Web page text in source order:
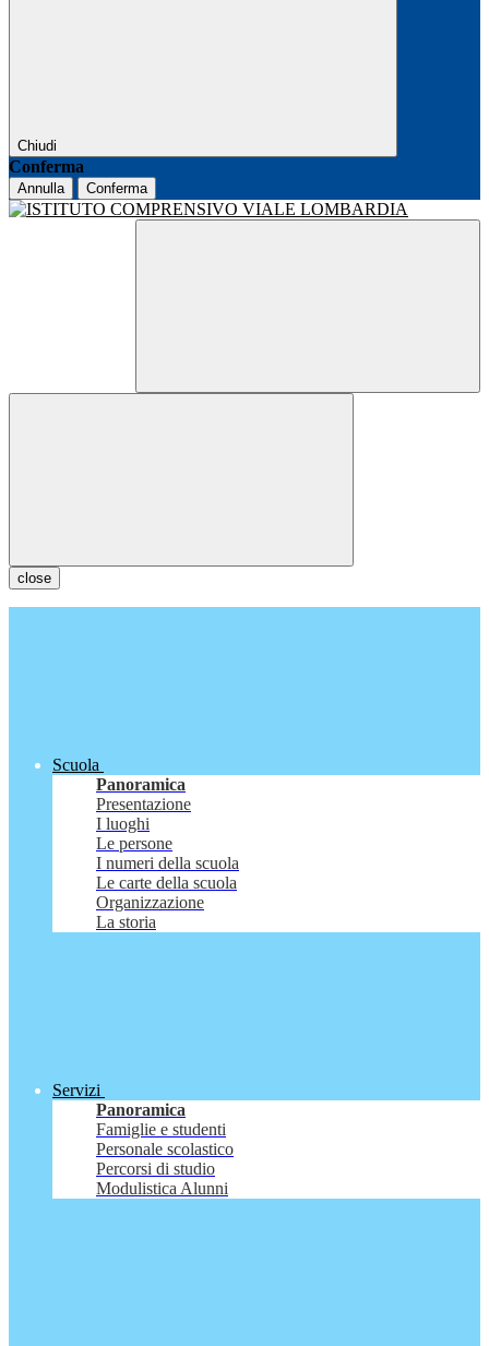
Chiudi
Conferma
Annulla Conferma
close
Scuola
Panoramica
Presentazione
I luoghi
Le persone
I numeri della scuola
Le carte della scuola
Organizzazione
La storia
Servizi
Panoramica
Famiglie e studenti
Personale scolastico
Percorsi di studio
Modulistica Alunni